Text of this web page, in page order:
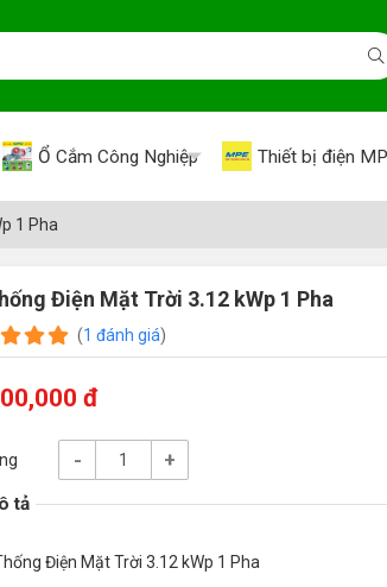
Ổ Cắm Công Nghiệp Thiết bị điện
1 Pha
Điện Mặt Trời 3.12 kWp 1 Pha
(1 đánh giá)
đ
- +